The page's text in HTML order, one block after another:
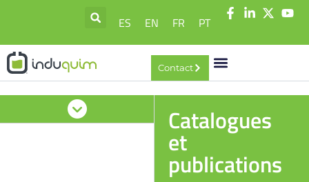
ES EN FR PT
Contact
Catalogues
et
publications